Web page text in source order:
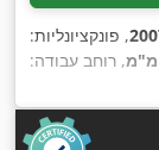
, פונקציונליות:
, רוחב עבודה:
פנימי:76 מ"מ